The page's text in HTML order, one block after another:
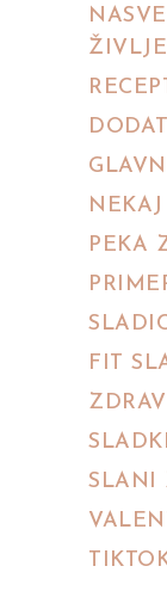
PEKA
FIT
SLANI